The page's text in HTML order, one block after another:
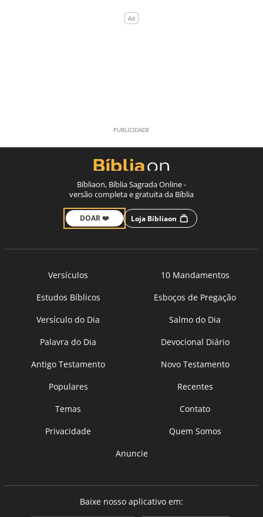
Bíbliaon, Bíblia Sagrada Online -
versão completa e gratuita da Bíblia
DOAR ❤️ Loja Bíbliaon
Versículos
10 Mandamentos
Estudos Bíblicos
Esboços de Pregação
Versículo do Dia
Salmo do Dia
Palavra do Dia
Devocional Diário
Antigo Testamento
Novo Testamento
Populares
Recentes
Temas
Contato
Privacidade
Quem Somos
Anuncie
Baixe nosso aplicativo em: